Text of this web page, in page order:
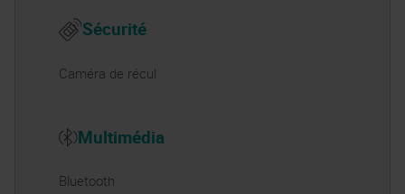
Sécurité
Caméra de récul
Multimédia
Bluetooth